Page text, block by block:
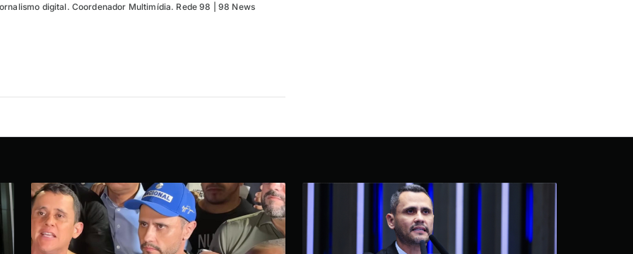
digital. Coordenador Multimídia. Rede 98 | 98 News